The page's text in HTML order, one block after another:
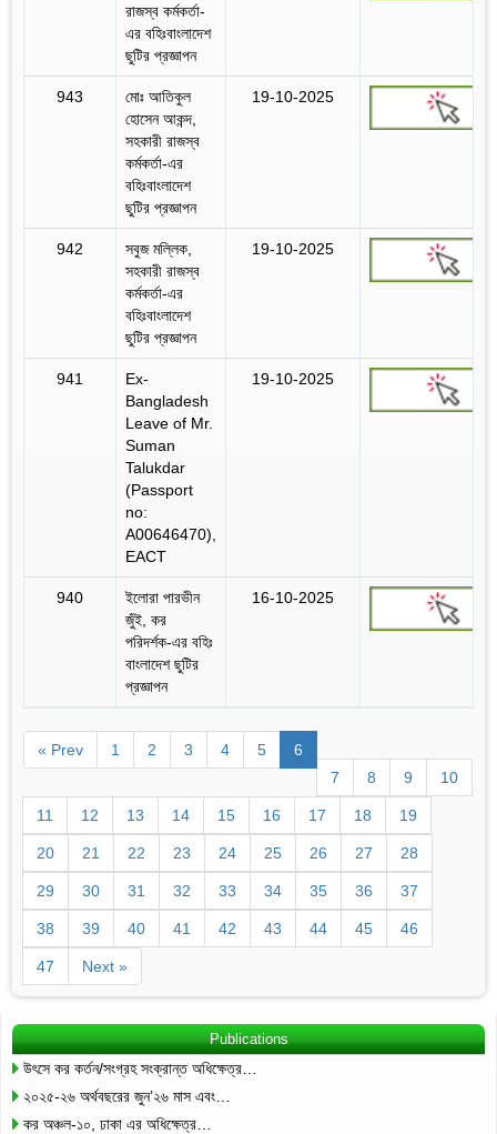
রাজস্ব কর্মকর্তা-
এর বহিঃবাংলাদেশ
ছুটির প্রজ্ঞাপন
943
মোঃ আতিকুল
হোসেন আকন্দ,
সহকারী রাজস্ব
কর্মকর্তা-এর
বহিঃবাংলাদেশ
ছুটির প্রজ্ঞাপন
19-10-2025
942
সবুজ মল্লিক,
সহকারী রাজস্ব
কর্মকর্তা-এর
বহিঃবাংলাদেশ
ছুটির প্রজ্ঞাপন
19-10-2025
941
Ex-
Bangladesh
Leave of Mr.
Suman
Talukdar
(Passport
no:
A00646470),
EACT
19-10-2025
940
ইলোরা পারভীন
জুঁই, কর
পরিদর্শক-এর বহিঃ
বাংলাদেশ ছুটির
প্রজ্ঞাপন
16-10-2025
« Prev 1 2 3 4 5
6
7
8 9 10
11 12 13 14 15 16 17 18 19
20 21 22 23 24 25 26 27 28
29 30 31 32 33 34 35 36 37
38 39 40 41 42 43 44 45 46
47 Next »
Publications
উৎসে কর কর্তন/সংগ্রহ সংক্রান্ত অধিক্ষেত্র…
২০২৫-২৬ অর্থবছরের জুন’২৬ মাস এবং…
কর অঞ্চল-১০, ঢাকা এর অধিক্ষেত্র…